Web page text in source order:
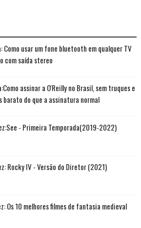
Como usar um fone bluetooth em qualquer TV
com saída stereo
assinar a O'Reilly no Brasil, sem truques e
barato do que a assinatura normal
- Primeira Temporada(2019-2022)
Rocky IV - Versão do Diretor (2021)
Os 10 melhores filmes de fantasia medieval